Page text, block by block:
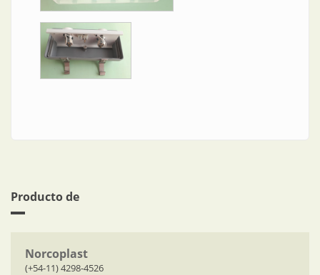
Producto de
Norcoplast
(+54-11) 4298-4526